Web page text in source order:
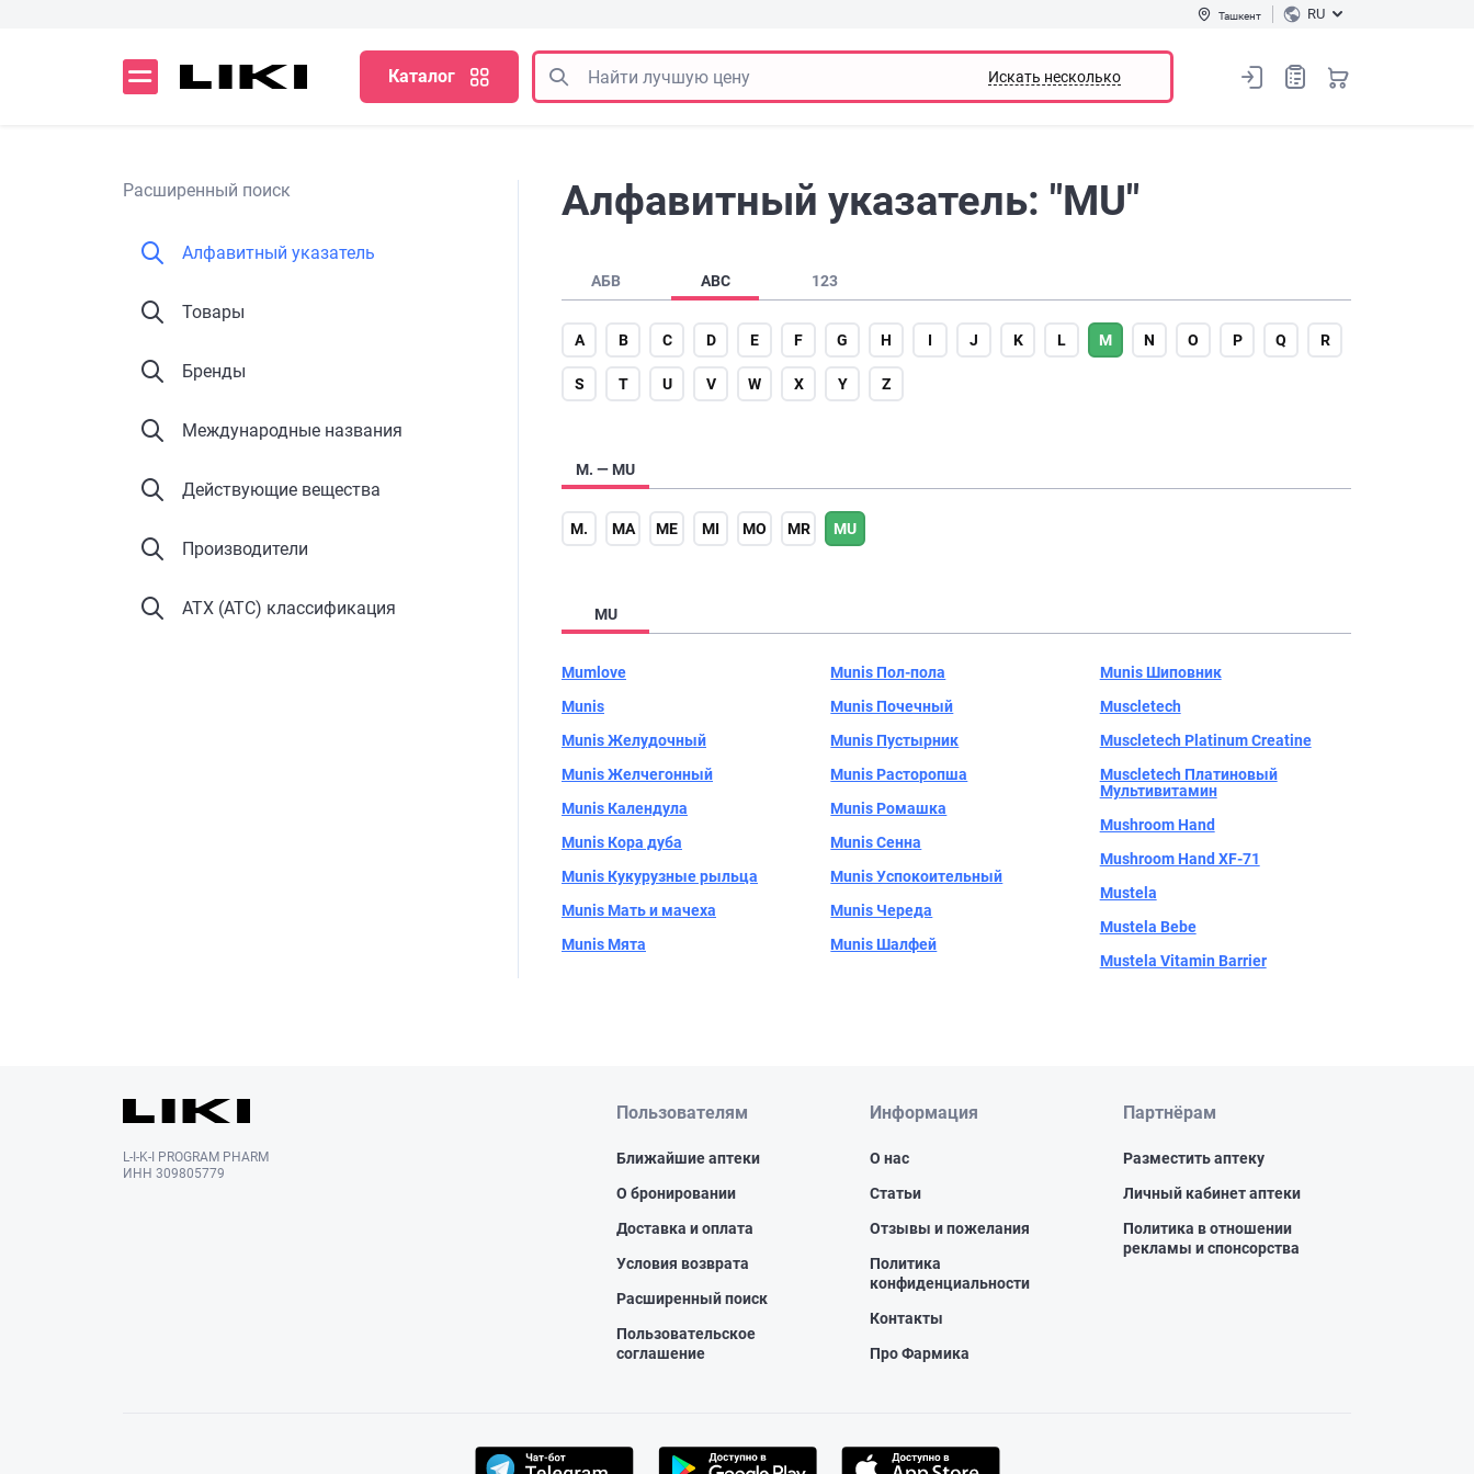
Ташкент RU
Каталог Искать несколько
Расширенный поиск
Алфавитный указатель
Товары
Бренды
Международные названия
Действующие вещества
Производители
АТХ (ATC) классификация
Алфавитный указатель: "MU"
АБВ ABC 123
A B C D E F G H I J K L M N O P Q R
S T U V W X Y Z
M. — MU
M. MA ME MI MO MR MU
MU
Mumlove
Munis
Munis Желудочный
Munis Желчегонный
Munis Календула
Munis Кора дуба
Munis Кукурузные рыльца
Munis Мать и мачеха
Munis Мята
Munis Пол-пола
Munis Почечный
Munis Пустырник
Munis Расторопша
Munis Ромашка
Munis Сенна
Munis Успокоительный
Munis Череда
Munis Шалфей
Munis Шиповник
Muscletech
Muscletech Platinum Creatine
Muscletech Платиновый
Мультивитамин
Mushroom Hand
Mushroom Hand XF-71
Mustela
Mustela Bebe
Mustela Vitamin Barrier
L-I-K-I PROGRAM PHARM
ИНН 309805779
Пользователям
Ближайшие аптеки
О бронировании
Доставка и оплата
Условия возврата
Расширенный поиск
Пользовательское
соглашение
Информация
О нас
Статьи
Отзывы и пожелания
Политика
конфиденциальности
Контакты
Про Фармика
Партнёрам
Разместить аптеку
Личный кабинет аптеки
Политика в отношении
рекламы и спонсорства